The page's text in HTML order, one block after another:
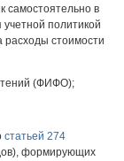
самостоятельно в
политикой
стоимости
(ФИФО);
статьей 274
формирующих